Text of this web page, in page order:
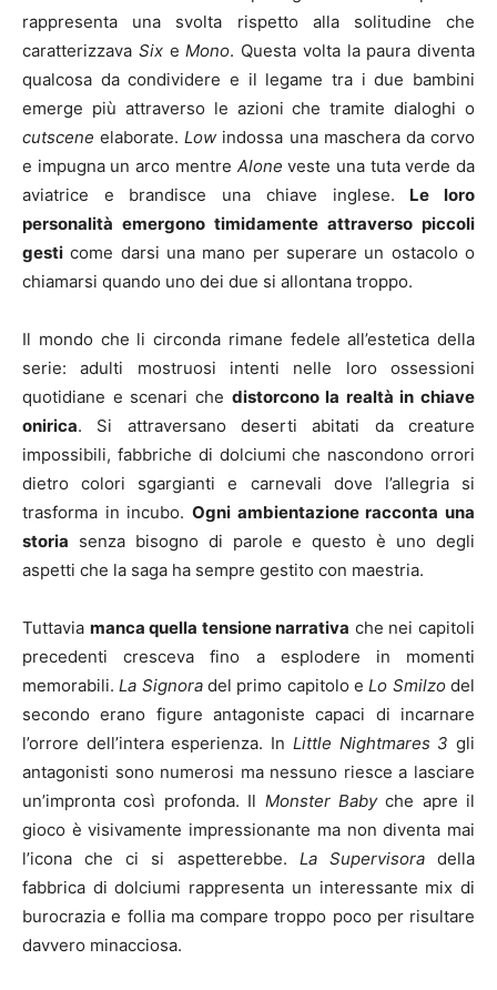
rappresenta una svolta rispetto alla solitudine che
caratterizzava SixeMono. Questa volta la paura diventa
qualcosa da condividere e il legame tra i due bambini
emerge più attraverso le azioni che tramite dialoghi o
cutscene elaborate.Low indossa una maschera da corvo
e impugna un arco mentre Alone veste una tuta verde da
aviatrice e brandisce una chiave inglese. Le loro
personalità emergono timidamente attraverso piccoli
gesti come darsi una mano per superare un ostacolo o
chiamarsi quando uno dei due si allontana troppo.
Il mondo che li circonda rimane fedele all’estetica della
serie: adulti mostruosi intenti nelle loro ossessioni
quotidiane e scenari che distorcono la realtà in chiave
onirica. Si attraversano deserti abitati da creature
impossibili, fabbriche di dolciumi che nascondono orrori
dietro colori sgargianti e carnevali dove l’allegria si
trasforma in incubo. Ogni ambientazione racconta una
storia senza bisogno di parole e questo è uno degli
aspetti che la saga ha sempre gestito con maestria.
Tuttavia manca quella tensione narrativa che nei capitoli
precedenti cresceva fino a esplodere in momenti
memorabili.La Signoradel primo capitolo eLo Smilzodel
secondo erano figure antagoniste capaci di incarnare
l’orrore dell’intera esperienza. In Little Nightmares 3 gli
antagonisti sono numerosi ma nessuno riesce a lasciare
un’impronta così profonda. Il Monster Babyche apre il
gioco è visivamente impressionante ma non diventa mai
l’icona che ci si aspetterebbe. La Supervisoradella
fabbrica di dolciumi rappresenta un interessante mix di
burocrazia e follia ma compare troppo poco per risultare
davvero minacciosa.